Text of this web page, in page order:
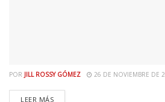
POR JILL ROSSY GÓMEZ 26 DE NOVIEMBRE DE
LEER MÁS